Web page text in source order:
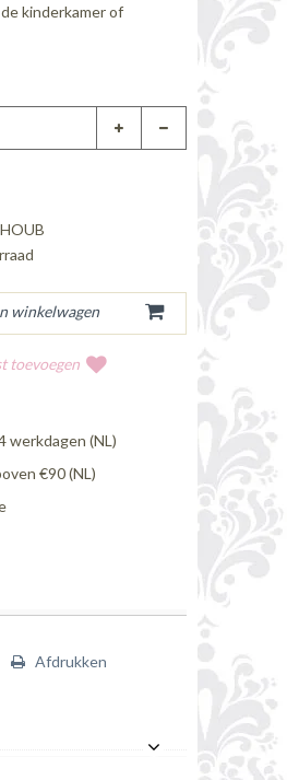
kinderkamer of
toevoegen
werkdagen (NL)
€90 (NL)
Afdrukken